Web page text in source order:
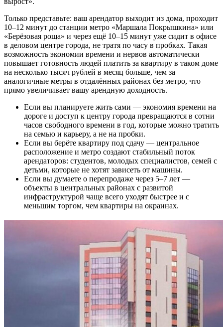
Только представьте: ваш арендатор выходит из дома, проходит
10–12 минут до станции метро «Маршала Покрышкина» или
«Берёзовая роща» и через ещё 10–15 минут уже сидит в офисе
в деловом центре города, не тратя по часу в пробках. Такая
возможность экономии времени и нервов автоматически
повышает готовность людей платить за квартиру в таком доме
на несколько тысяч рублей в месяц больше, чем за
аналогичные метры в отдалённых районах без метро, что
прямо увеличивает вашу арендную доходность.
Если вы планируете жить сами — экономия времени на
дороге и доступ к центру города превращаются в сотни
часов свободного времени в год, которые можно тратить
на семью и карьеру, а не на пробки.
Если вы берёте квартиру под сдачу — центральное
расположение и метро создают стабильный поток
арендаторов: студентов, молодых специалистов, семей с
детьми, которые не хотят зависеть от машины.
Если вы думаете о перепродаже через 5–7 лет —
объекты в центральных районах с развитой
инфраструктурой чаще всего уходят быстрее и с
меньшим торгом, чем квартиры на окраинах.